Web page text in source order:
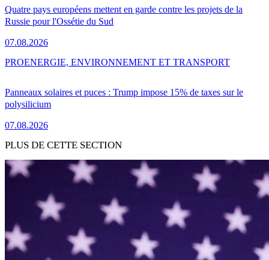
Quatre pays européens mettent en garde contre les projets de la
Russie pour l'Ossétie du Sud
07.08.2026
Panneaux solaires et puces : Trump impose 15% de taxes sur le
polysilicium
07.08.2026
PROENERGIE, ENVIRONNEMENT ET TRANSPORT
PLUS DE CETTE SECTION